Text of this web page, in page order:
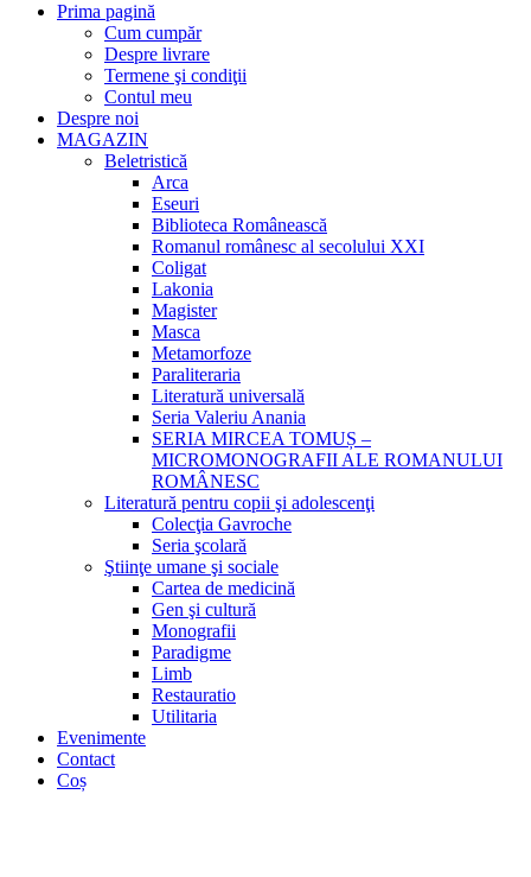
Prima pagină
Cum cumpăr
Despre livrare
Termene şi condiţii
Contul meu
Despre noi
MAGAZIN
Beletristică
Arca
Eseuri
Biblioteca Românească
Romanul românesc al secolului XXI
Coligat
Lakonia
Magister
Masca
Metamorfoze
Paraliteraria
Literatură universală
Seria Valeriu Anania
SERIA MIRCEA TOMUȘ –
MICROMONOGRAFII ALE ROMANULUI
ROMÂNESC
Literatură pentru copii şi adolescenţi
Colecţia Gavroche
Seria şcolară
Ştiinţe umane şi sociale
Cartea de medicină
Gen şi cultură
Monografii
Paradigme
Limb
Restauratio
Utilitaria
Evenimente
Contact
Coș